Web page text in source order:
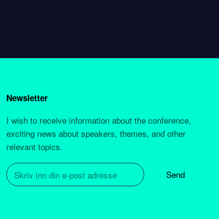
Newsletter
I wish to receive information about the conference,
exciting news about speakers, themes, and other
relevant topics.
Send